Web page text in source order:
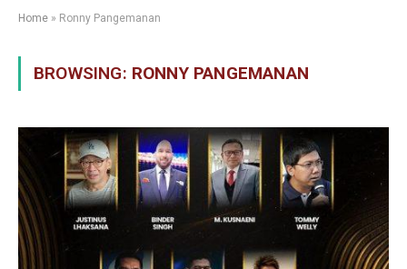
Home » Ronny Pangemanan
BROWSING: RONNY PANGEMANAN